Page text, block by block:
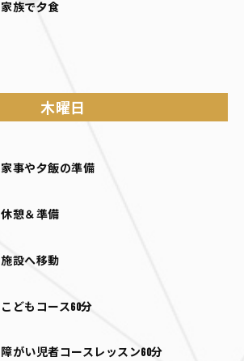
家族で夕食
木曜日
家事や夕飯の準備
休憩＆準備
施設へ移動
こどもコース60分
障がい児者コースレッスン60分